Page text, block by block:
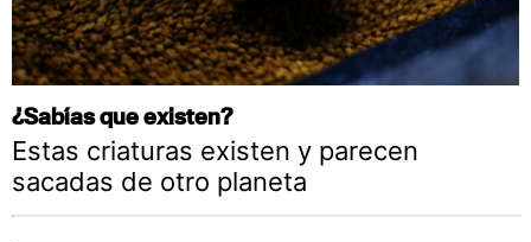
¿Sabías que existen?
Estas criaturas existen y parecen
sacadas de otro planeta